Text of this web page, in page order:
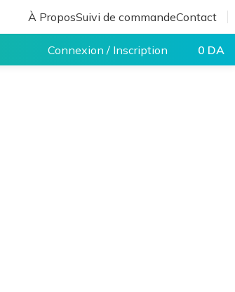
À ProposSuivi de commandeContact
Connexion / Inscription 0 DA